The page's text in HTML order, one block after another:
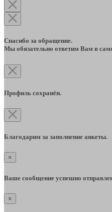
Спасибо за обращение.
Мы обязательно ответим Вам в
Профиль сохранён.
Благодарим за заполнение анкеты.
×
Ваше сообщение успешно
×